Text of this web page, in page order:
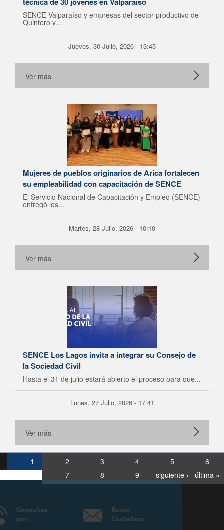
SENCE Valparaíso y empresas del sector productivo de
Quintero y...
Jueves, 30 Julio, 2026 - 13:45
Ver más
Mujeres de pueblos originarios de Arica fortalecen
su empleabilidad con capacitación de SENCE
El Servicio Nacional de Capacitación y Empleo (SENCE)
entregó los...
Martes, 28 Julio, 2026 - 10:10
Ver más
SENCE Los Lagos invita a integrar su Consejo de
la Sociedad Civil
Hasta el 31 de julio estará abierto el proceso para que...
Lunes, 27 Julio, 2026 - 17:41
Ver más
1 2 3 4 5
6
7
8 9 siguiente › última »
Consultas